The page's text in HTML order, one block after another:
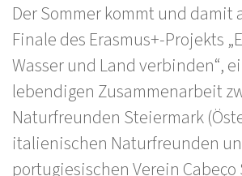
Der Sommer kommt und damit
Finale des Erasmus+-Projekts
Wasser und Land verbinden“,
lebendigen Zusammenarbeit
Naturfreunden Steiermark
italienischen Naturfreunden
portugiesischen Verein Cabeço